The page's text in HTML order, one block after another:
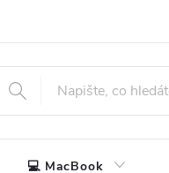
💻 MacBook